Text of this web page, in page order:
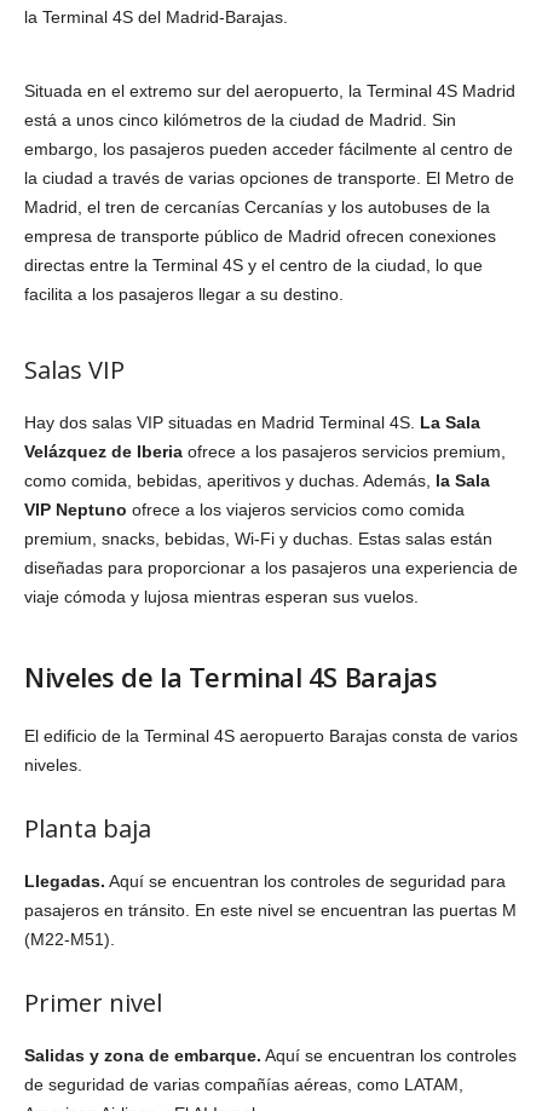
la Terminal 4S del Madrid-Barajas.
Situada en el extremo sur del aeropuerto, la Terminal 4S Madrid
está a unos cinco kilómetros de la ciudad de Madrid. Sin
embargo, los pasajeros pueden acceder fácilmente al centro de
la ciudad a través de varias opciones de transporte. El Metro de
Madrid, el tren de cercanías Cercanías y los autobuses de la
empresa de transporte público de Madrid ofrecen conexiones
directas entre la Terminal 4S y el centro de la ciudad, lo que
facilita a los pasajeros llegar a su destino.
Salas VIP
Hay dos salas VIP situadas en Madrid Terminal 4S. La Sala
Velázquez de Iberia ofrece a los pasajeros servicios premium,
como comida, bebidas, aperitivos y duchas. Además, la Sala
VIP Neptuno ofrece a los viajeros servicios como comida
premium, snacks, bebidas, Wi-Fi y duchas. Estas salas están
diseñadas para proporcionar a los pasajeros una experiencia de
viaje cómoda y lujosa mientras esperan sus vuelos.
Niveles de la Terminal 4S Barajas
El edificio de la Terminal 4S aeropuerto Barajas consta de varios
niveles.
Planta baja
Llegadas. Aquí se encuentran los controles de seguridad para
pasajeros en tránsito. En este nivel se encuentran las puertas M
(M22-M51).
Primer nivel
Salidas y zona de embarque. Aquí se encuentran los controles
de seguridad de varias compañías aéreas, como LATAM,